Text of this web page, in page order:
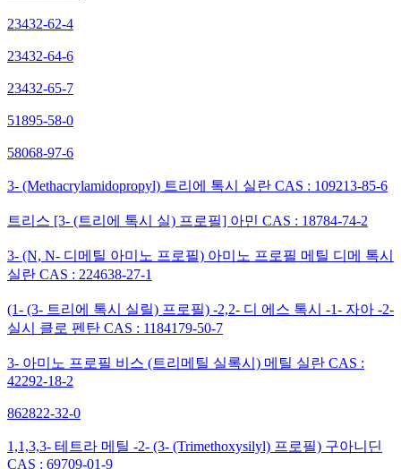
23432-62-4
23432-64-6
23432-65-7
51895-58-0
58068-97-6
3- (Methacrylamidopropyl) 트리에 톡시 실란 CAS : 109213-85-6
트리스 [3- (트리에 톡시 실) 프로필] 아민 CAS : 18784-74-2
3- (N, N- 디메틸 아미노 프로필) 아미노 프로필 메틸 디메 톡시
실란 CAS : 224638-27-1
(1- (3- 트리에 톡시 실릴) 프로필) -2,2- 디 에스 톡시 -1- 자아 -2-
실시 클로 펜탄 CAS : 1184179-50-7
3- 아미노 프로필 비스 (트리메틸 실록시) 메틸 실란 CAS :
42292-18-2
862822-32-0
1,1,3,3- 테트라 메틸 -2- (3- (Trimethoxysilyl) 프로필) 구아니딘
CAS : 69709-01-9